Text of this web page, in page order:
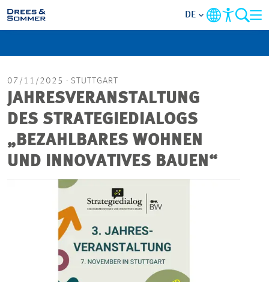
MARKETS
SERVICES
UNTERNEHMEN
IM FOKUS
KARRIERE
PROJEKTE
KONTAKT
DE
07/11/2025 · STUTTGART
JAHRESVERANSTALTUNG
DES STRATEGIEDIALOGS
„BEZAHLBARES WOHNEN
UND INNOVATIVES BAUEN“